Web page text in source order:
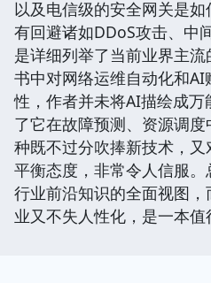
以及电信级的安全网关是
有回避诸如DDoS攻击、中
是详细列举了当前业界主流
书中对网络运维自动化和
性，作者并未将AI描绘成
了它在故障预测、资源调
种既不过分吹捧新技术，
平衡态度，非常令人信服
行业前沿知识的全面视图
业又不失人性化，是一本值